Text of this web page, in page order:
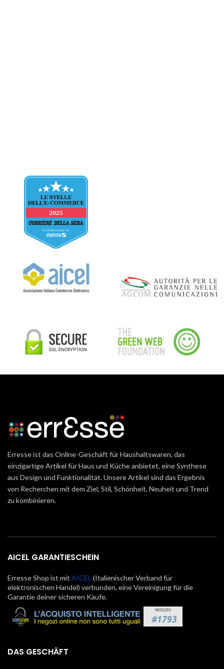
Erresse ist das Online-Geschäft für Haushaltswaren, das
einzigartige Artikel für Haus und Küche anbietet, eine Synthese
aus Design und Funktionalität. Unsere Artikel sind das Ergebnis
von Recherchen mit dem Ziel, Stil, Schönheit, Neuheit und Trend
zu kombinieren.
AICEL GARANTIESCHEIN
Erresse Shop ist mit AICEL (Italienischer Verband für
elektronischen Handel) verbunden, eine Vereinigung für die
Garantie deiner sicheren Käufe.
DAS GESCHÄFT